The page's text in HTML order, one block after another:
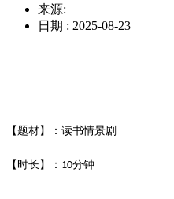
来源:
日期 : 2025-08-23
【题材】：读书情景剧
【时长】： 10分钟